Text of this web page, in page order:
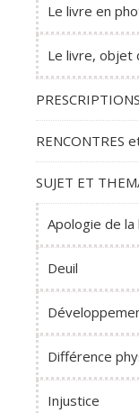
Le livre en
Le livre, objet
RENCONTRES
SUJET ET
Apologie de la
Deuil
Différence
Injustice